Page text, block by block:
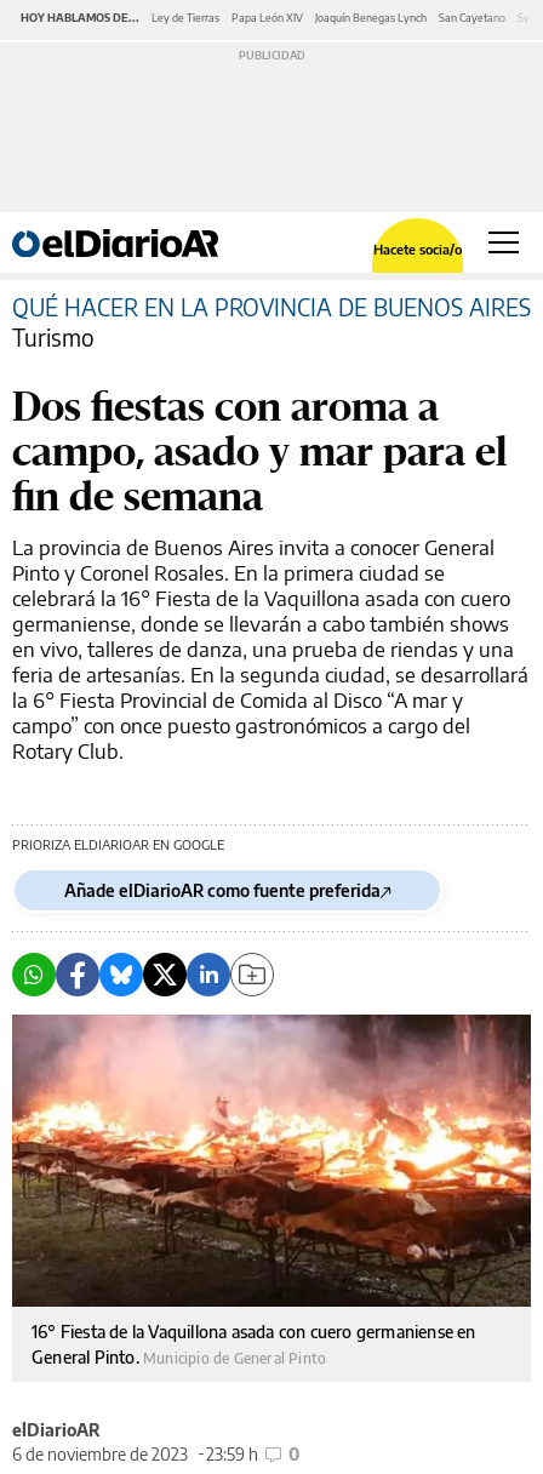
HOY HABLAMOS DE... Ley de Tierras Papa León XIV Joaquín Benegas Lynch San Cayetano
Hacete socia/o
QUÉ HACER EN LA PROVINCIA DE BUENOS AIRES
Turismo
Dos fiestas con aroma a
campo, asado y mar para el
fin de semana
La provincia de Buenos Aires invita a conocer General
Pinto y Coronel Rosales. En la primera ciudad se
celebrará la 16° Fiesta de la Vaquillona asada con cuero
germaniense, donde se llevarán a cabo también shows
en vivo, talleres de danza, una prueba de riendas y una
feria de artesanías. En la segunda ciudad, se desarrollará
la 6° Fiesta Provincial de Comida al Disco “A mar y
campo” con once puesto gastronómicos a cargo del
Rotary Club.
PRIORIZA ELDIARIOAR EN GOOGLE
Añade elDiarioAR como fuente preferida
16° Fiesta de la Vaquillona asada con cuero germaniense en
General Pinto. Municipio de General Pinto
elDiarioAR
6 de noviembre de 2023
23:59 h 0